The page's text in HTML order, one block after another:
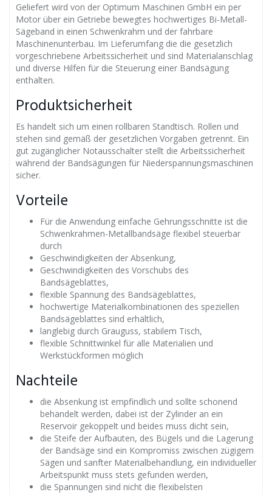
Geliefert wird von der Optimum Maschinen GmbH ein per
Motor über ein Getriebe bewegtes hochwertiges Bi-Metall-
Sägeband in einen Schwenkrahm und der fahrbare
Maschinenunterbau. Im Lieferumfang die die gesetzlich
vorgeschriebene Arbeitssicherheit und sind Materialanschlag
und diverse Hilfen für die Steuerung einer Bandsägung
enthalten.
Produktsicherheit
Es handelt sich um einen rollbaren Standtisch. Rollen und
stehen sind gemäß der gesetzlichen Vorgaben getrennt. Ein
gut zugänglicher Notausschalter stellt die Arbeitssicherheit
während der Bandsägungen für Niederspannungsmaschinen
sicher.
Vorteile
Für die Anwendung einfache Gehrungsschnitte ist die
Schwenkrahmen-Metallbandsäge flexibel steuerbar
durch
Geschwindigkeiten der Absenkung,
Geschwindigkeiten des Vorschubs des
Bandsägeblattes,
flexible Spannung des Bandsägeblattes,
hochwertige Materialkombinationen des speziellen
Bandsägeblattes sind erhältlich,
langlebig durch Grauguss, stabilem Tisch,
flexible Schnittwinkel für alle Materialien und
Werkstückformen möglich
Nachteile
die Absenkung ist empfindlich und sollte schonend
behandelt werden, dabei ist der Zylinder an ein
Reservoir gekoppelt und beides muss dicht sein,
die Steife der Aufbauten, des Bügels und die Lagerung
der Bandsäge sind ein Kompromiss zwischen zügigem
Sägen und sanfter Materialbehandlung, ein individueller
Arbeitspunkt muss stets gefunden werden,
die Spannungen sind nicht die flexibelsten